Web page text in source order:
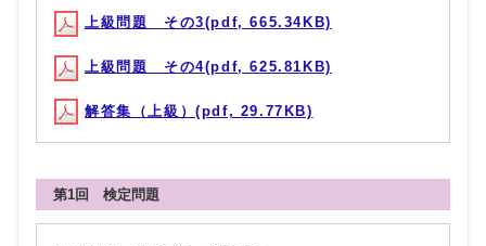
上級問題 その3(pdf, 665.34KB)
上級問題 その4(pdf, 625.81KB)
解答集（上級）(pdf, 29.77KB)
第1回 検定問題